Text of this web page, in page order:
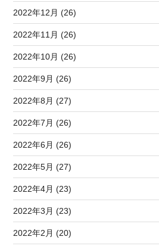
2022年12月 (26)
2022年11月 (26)
2022年10月 (26)
2022年9月 (26)
2022年8月 (27)
2022年7月 (26)
2022年6月 (26)
2022年5月 (27)
2022年4月 (23)
2022年3月 (23)
2022年2月 (20)